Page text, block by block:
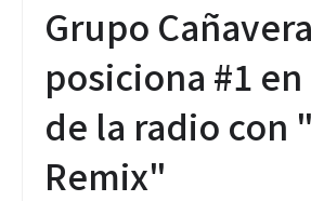
Grupo
posiciona #1
de la radio con
Remix"